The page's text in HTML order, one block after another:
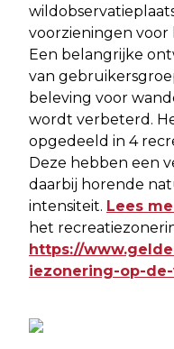
voorzieningen
Een belangrijke
van
beleving voor
wordt verbeterd.
opgedeeld in 4
Deze hebben een
daarbij horende
intensiteit. Lees
het
https://
iezonering-op-